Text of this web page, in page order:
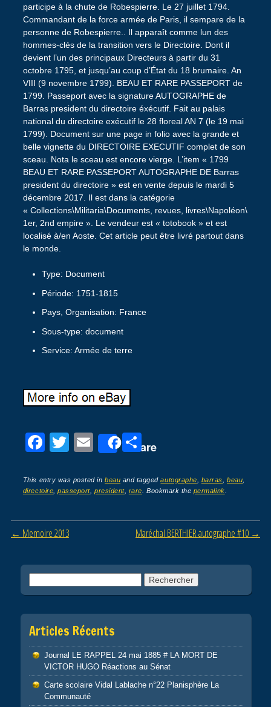
participe à la chute de Robespierre. Le 27 juillet 1794.
Commandant de la force armée de Paris, il sempare de la
personne de Robespierre.. Il apparaît comme lun des
hommes-clés de la transition vers le Directoire. Dont il
devient l’un des principaux Directeurs à partir du 31
octobre 1795, et jusqu’au coup d’État du 18 brumaire. An
VIII (9 novembre 1799). BEAU ET RARE PASSEPORT de
1799. Passeport avec la signature AUTOGRAPHE de
Barras president du directoire éxécutif. Fait au palais
national du directoire exécutif le 28 floreal AN 7 (le 19 mai
1799). Document sur une page in folio avec la grande et
belle vignette du DIRECTOIRE EXECUTIF complet de son
sceau. Nota le sceau est encore vierge. L’item « 1799
BEAU ET RARE PASSEPORT AUTOGRAPHE DE Barras
president du directoire » est en vente depuis le mardi 5
décembre 2017. Il est dans la catégorie
« Collections\Militaria\Documents, revues, livres\Napoléon\
1er, 2nd empire ». Le vendeur est « totobook » et est
localisé à/en Aoste. Cet article peut être livré partout dans
le monde.
Type: Document
Période: 1751-1815
Pays, Organisation: France
Sous-type: document
Service: Armée de terre
F
c
e
b
o
k
T
tt
er
E
ail
Share
P
ta
g
er
This entry was posted inbeau and taggedautographe barras ,beau
directoire ,passeport,president, rare . Bookmark the permalink
Post navigation
← Memoire 2013 Maréchal BERTHIER autographe #10 →
Articles Récents
Journal LE RAPPEL 24 mai 1885 # LA MORT DE
VICTOR HUGO Réactions au Sénat
Carte scolaire Vidal Lablache n°22 Planisphère La
Communauté